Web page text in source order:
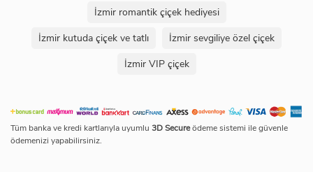
İzmir romantik çiçek hediyesi
İzmir kutuda çiçek ve tatlı
İzmir sevgiliye özel çiçek
İzmir VIP çiçek
Tüm banka ve kredi kartlarıyla uyumlu 3D Secureödeme sistemi ile güvenle
ödemenizi yapabilirsiniz.